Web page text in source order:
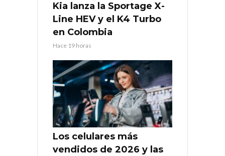
Kia lanza la Sportage X-
Line HEV y el K4 Turbo
en Colombia
Hace 19 horas
Los celulares más
vendidos de 2026 y las